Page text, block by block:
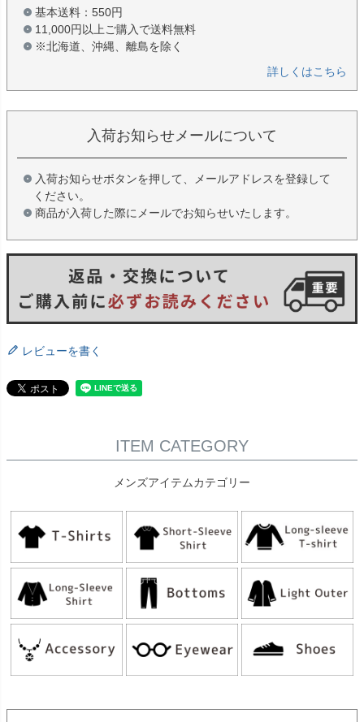
基本送料：550円
11,000円以上ご購入で送料無料
※北海道、沖縄、離島を除く
詳しくはこちら
入荷お知らせメールについて
入荷お知らせボタンを押して、メールアドレスを登録して
ください。
商品が入荷した際にメールでお知らせいたします。
レビューを書く
ITEM CATEGORY
メンズアイテムカテゴリー